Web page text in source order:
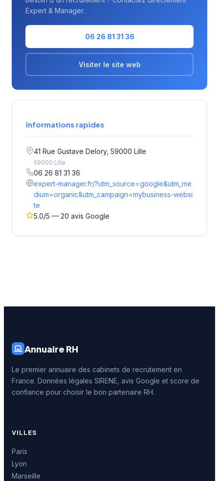
Expert & Manager.
06 26 81 31 36
Visiter le site web
Informations rapides
41 Rue Gustave Delory, 59000 Lille
59000 Lille
06 26 81 31 36
expert-manager.fr/?utm_source=google&utm_me
dium=organic&utm_campaign=mybusiness-websi
te
5.0/5 — 20 avis Google
Annuaire RH
Le premier annuaire des cabinets de recrutement en
France. Données légales SIRENE, avis Google et score de
confiance pour choisir le bon partenaire RH.
VILLES
Paris
Lyon
Marseille